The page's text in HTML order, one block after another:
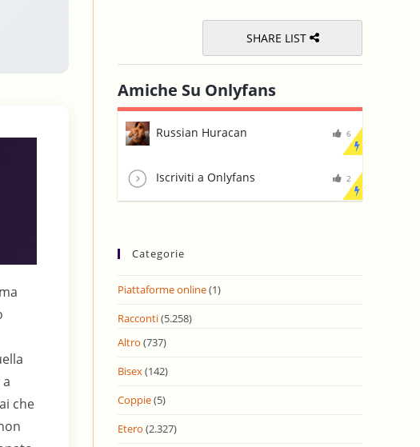
che
SHARE LIST
Amiche Su Onlyfans
Russian Huracan 6
Iscriviti a Onlyfans 2
Categorie
Piattaforme online(1)
Racconti(5.258)
Altro (737)
Bisex(142)
Coppie(5)
Etero (2.327)